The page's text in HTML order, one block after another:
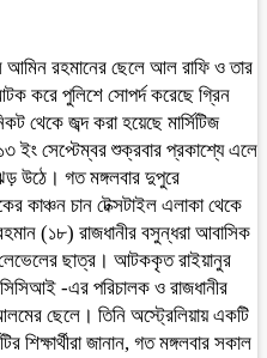
আমিন রহমানের ছেলে আল রাফি ও তার
করে পুলিশে সোপর্দ করেছে গ্রিন
থেকে জব্দ করা হয়েছে মার্সিটিজ
ইং সেপ্টেম্বর শুক্রবার প্রকাশ্যে এলে
উঠে। গত মঙ্গলবার দুপুরে
কাঞ্চন চান টেক্সটাইল এলাকা থেকে
(১৮) রাজধানীর বসুন্ধরা আবাসিক
লেভেলের ছাত্র। আটককৃত রাইয়ানুর
-এর পরিচালক ও রাজধানীর
ছেলে। তিনি অস্ট্রেলিয়ায় একটি
শিক্ষার্থীরা জানান, গত মঙ্গলবার সকাল